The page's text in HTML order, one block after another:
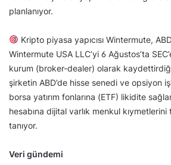
planlanıyor.
Kripto piyasa yapıcısı Wintermute,
Wintermute USA LLC’yi 6 Ağustos’ta
kurum (broker-dealer) olarak
şirketin ABD’de hisse senedi ve opsiyon
borsa yatırım fonlarına (ETF) likidite
hesabına dijital varlık menkul
tanıyor.
Veri gündemi